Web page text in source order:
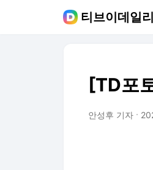
티브이데일리
[TD포
안성후 기자